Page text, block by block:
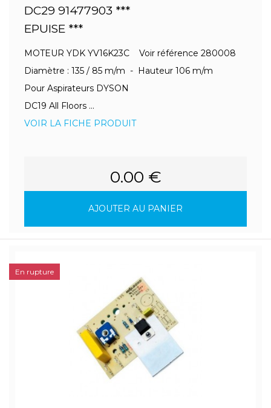
DC29 91477903 ***
EPUISE ***
MOTEUR YDK YV16K23C Voir référence 280008
Diamètre : 135 / 85 m/m - Hauteur 106 m/m
Pour Aspirateurs DYSON
DC19 All Floors ...
VOIR LA FICHE PRODUIT
0.00 €
AJOUTER AU PANIER
En rupture